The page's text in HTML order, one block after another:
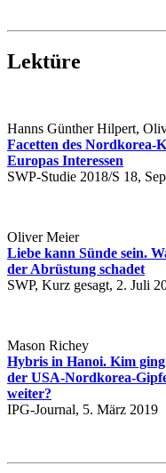
Lektüre
Hanns Günther Hilpert,
Facetten des Nordkorea-
Europas Interessen
SWP-Studie 2018/S 18,
Oliver Meier
Liebe kann Sünde sein.
der Abrüstung schadet
SWP, Kurz gesagt, 2. Juli
Mason Richey
Hybris in Hanoi. Kim
der USA-Nordkorea-
weiter?
IPG-Journal, 5. März 2019